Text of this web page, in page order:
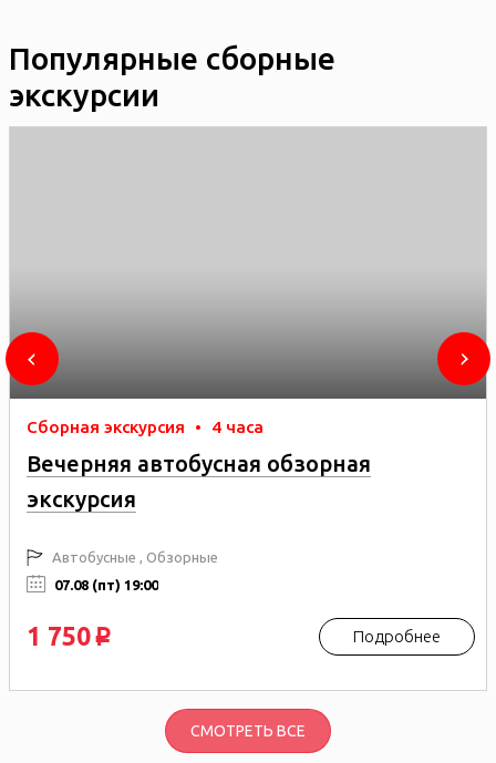
Популярные сборные
экскурсии
Сборная экскурсия • 4 часа
Вечерняя автобусная обзорная
экскурсия
Автобусные , Обзорные
07.08 (пт) 19:00
1 750 p Подробнее
СМОТРЕТЬ ВСЕ